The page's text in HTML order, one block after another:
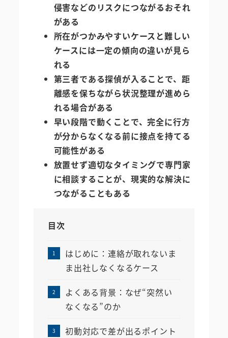
侵害などのリスクにつながるおそれ
がある
所在がつかみやすいケースと難しい
ケースには一定の傾向の違いが見ら
れる
第三者である探偵が入ることで、距
離感を保ちながら状況整理が進めら
れる場合がある
早い段階で動くことで、完全に行方
が分からなくなる前に接点を持てる
可能性がある
放置せず適切なタイミングで専門家
に相談することが、現実的な解決に
つながることもある
目次
はじめに：連絡が取れないま
ま出社しなくなるケース
よくある背景：なぜ“突然い
なくなる”のか
初動対応で差が出るポイント